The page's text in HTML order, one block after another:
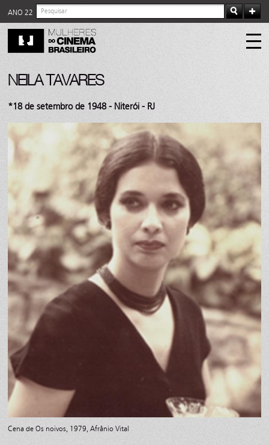
ANO 22
NEILA TAVARES
*18 de setembro de 1948 - Niterói - RJ
Cena de Os noivos, 1979, Afrânio Vital